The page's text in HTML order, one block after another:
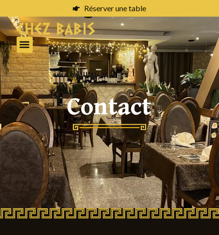
Réserver une table
Contact